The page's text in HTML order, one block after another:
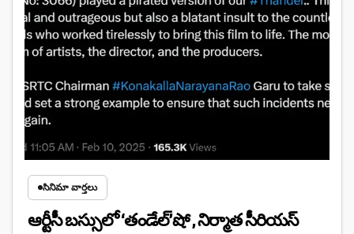
సినిమా వార్తలు
ఆర్టీసీ బస్సులో ‘తండేల్‌’షో , నిర్మాత సీరియస్